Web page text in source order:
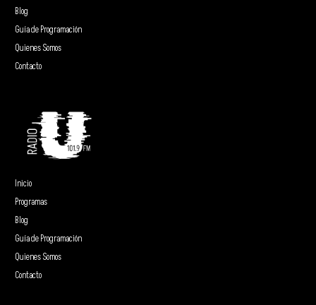
Blog
Guía de Programación
Quienes Somos
Contacto
Inicio
Programas
Blog
Guía de Programación
Quienes Somos
Contacto